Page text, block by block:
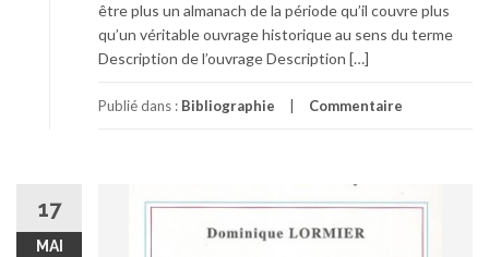
être plus un almanach de la période qu’il couvre plus
qu’un véritable ouvrage historique au sens du terme
Description de l’ouvrage Description […]
Publié dans : Bibliographie Commentaire
17
MAI